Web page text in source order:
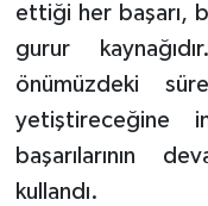
ettiği her başarı,
gurur
önümüzdeki
yetiştireceğine
başarılarının
kullandı.